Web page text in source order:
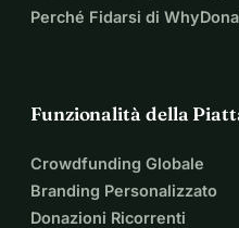
Perché Fidarsi di
Funzionalità della
Crowdfunding Globale
Branding Personalizzato
Donazioni Ricorrenti